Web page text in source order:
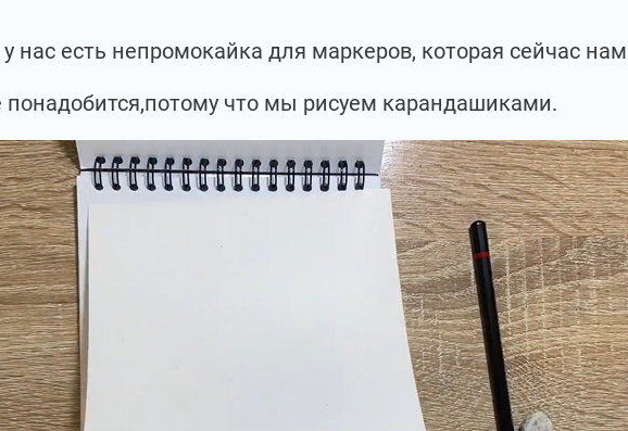
нас есть непромокайка для маркеров, которая сейчас нам
понадобится,потому что мы рисуем карандашиками.